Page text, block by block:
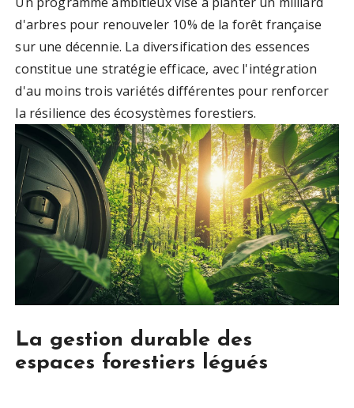
d'arbres pour renouveler 10% de la forêt française
sur une décennie. La diversification des essences
constitue une stratégie efficace, avec l'intégration
d'au moins trois variétés différentes pour renforcer
la résilience des écosystèmes forestiers.
La gestion durable des
espaces forestiers légués